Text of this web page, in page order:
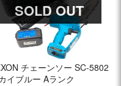
SOLD OUT
チェーンソー SC-5802
イブルー Aランク